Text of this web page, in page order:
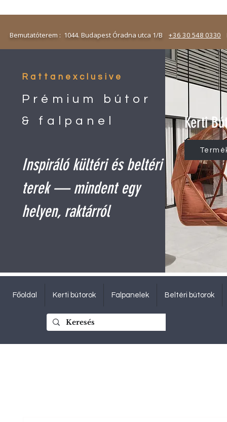
: 1044. Budapest Óradna utca 1/B+36 30 548 0330
Rattanexclusive
Prémium bútor
& falpanel
Inspiráló kültéri és beltéri
terek — mindent egy
helyen, raktárról
Kerti
Főoldal Kerti bútorok Falpanelek Beltéri bútorok